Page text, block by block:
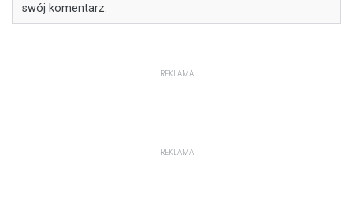
swój komentarz.
REKLAMA
REKLAMA